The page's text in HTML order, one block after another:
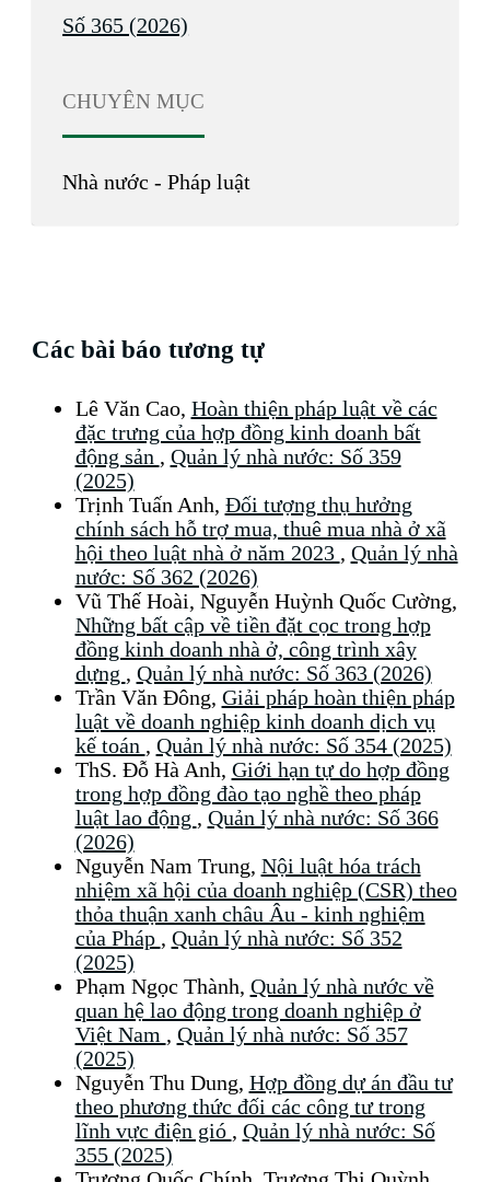
Số 365 (2026)
CHUYÊN MỤC
Nhà nước - Pháp luật
Các bài báo tương tự
Lê Văn Cao, Hoàn thiện pháp luật về các
đặc trưng của hợp đồng kinh doanh bất
động sản , Quản lý nhà nước: Số 359
(2025)
Trịnh Tuấn Anh, Đối tượng thụ hưởng
chính sách hỗ trợ mua, thuê mua nhà ở xã
hội theo luật nhà ở năm 2023 , Quản lý nhà
nước: Số 362 (2026)
Vũ Thế Hoài, Nguyễn Huỳnh Quốc Cường,
Những bất cập về tiền đặt cọc trong hợp
đồng kinh doanh nhà ở, công trình xây
dựng , Quản lý nhà nước: Số 363 (2026)
Trần Văn Đông, Giải pháp hoàn thiện pháp
luật về doanh nghiệp kinh doanh dịch vụ
kế toán , Quản lý nhà nước: Số 354 (2025)
ThS. Đỗ Hà Anh, Giới hạn tự do hợp đồng
trong hợp đồng đào tạo nghề theo pháp
luật lao động , Quản lý nhà nước: Số 366
(2026)
Nguyễn Nam Trung, Nội luật hóa trách
nhiệm xã hội của doanh nghiệp (CSR) theo
thỏa thuận xanh châu Âu - kinh nghiệm
của Pháp , Quản lý nhà nước: Số 352
(2025)
Phạm Ngọc Thành, Quản lý nhà nước về
quan hệ lao động trong doanh nghiệp ở
Việt Nam , Quản lý nhà nước: Số 357
(2025)
Nguyễn Thu Dung, Hợp đồng dự án đầu tư
theo phương thức đối các công tư trong
lĩnh vực điện gió , Quản lý nhà nước: Số
355 (2025)